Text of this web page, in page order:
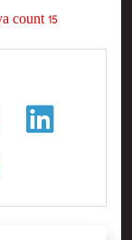
count 15